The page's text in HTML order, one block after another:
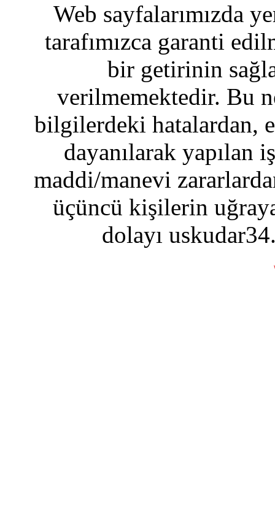
Web sayfalarımızda
tarafımızca garanti
bir getirinin
verilmemektedir. Bu
bilgilerdeki hatalardan,
dayanılarak yapılan
maddi/manevi
üçüncü kişilerin
dolayı